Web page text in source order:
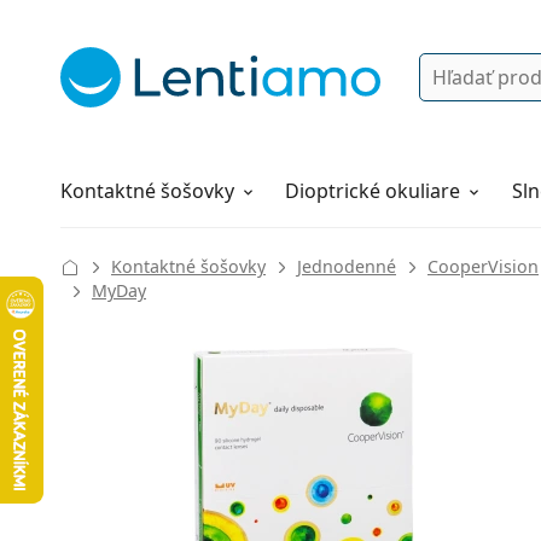
Vyhľadávanie
Kontaktné šošovky
Roztoky Dioptrické okuliare
Všetko o nákupe
Kontaktné šošovky Jednodenné
CooperVision
MyDay